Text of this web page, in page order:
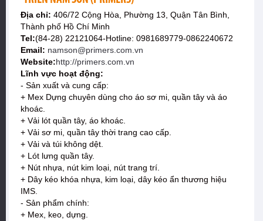
Địa chỉ: 406/72 Cộng Hòa, Phường 13, Quận Tân Bình,
Thành phố Hồ Chí Minh
Tel:(84-28) 22121064-Hotline: 0981689779-0862240672
Email: namson@primers.com.vn
Website:http://primers.com.vn
Lĩnh vực hoạt động:
- Sản xuất và cung cấp:
+ Mex Dựng chuyên dùng cho áo sơ mi, quần tây và áo
khoác.
+ Vải lót quần tây, áo khoác.
+ Vải sơ mi, quần tây thời trang cao cấp.
+ Vải và túi không dệt.
+ Lót lưng quần tây.
+ Nút nhựa, nút kim loại, nút trang trí.
+ Dây kéo khóa nhựa, kim loại, dây kéo ẩn thương hiệu
IMS.
- Sản phẩm chính:
+ Mex, keo, dựng.